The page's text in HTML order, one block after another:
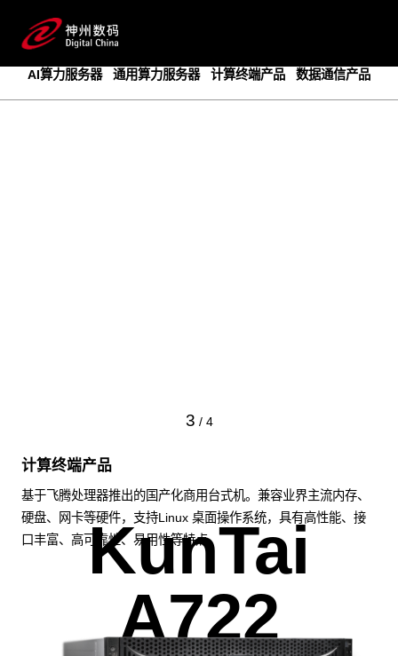
AI算力服务器
通用算力服务器 计算终端产品 数据通信产品
3 / 4
计算终端产品
基于飞腾处理器推出的国产化商用台式机。兼容业界主流内存、
硬盘、网卡等硬件，支持Linux 桌面操作系统，具有高性能、接
口丰富、高可靠性、易用性等特点。
KunTai
A722